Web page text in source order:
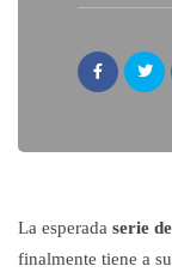
La esperada serie
finalmente tiene a